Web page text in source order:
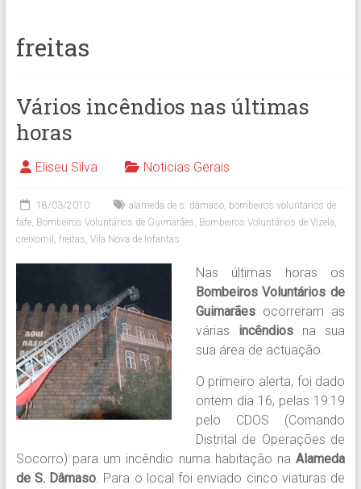
freitas
Vários incêndios nas últimas
horas
Eliseu Silva Noticias Gerais
18/03/2010 alameda de s. dâmaso, bombeiros voluntários de
fafe, Bombeiros Voluntários de Guimarães, Bombeiros Voluntários de Vizela,
creixomil , freitas, Vila Nova de Infantas
Nas últimas horas os
Bombeiros Voluntários de
Guimarãesocorreram as
várias incêndiosna sua
sua área de actuação.
O primeiro alerta, foi dado
ontem dia 16, pelas 19:19
pelo CDOS (Comando
Distrital de Operações de
Socorro) para um incêndio numa habitação naAlameda
de S. Dâmaso. Para o local foi enviado cinco viaturas de